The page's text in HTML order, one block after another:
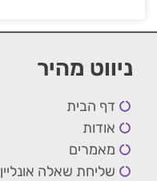
ניווט מהיר
דף הבית
אודות
מאמרים
שליחת שאלה אונליין